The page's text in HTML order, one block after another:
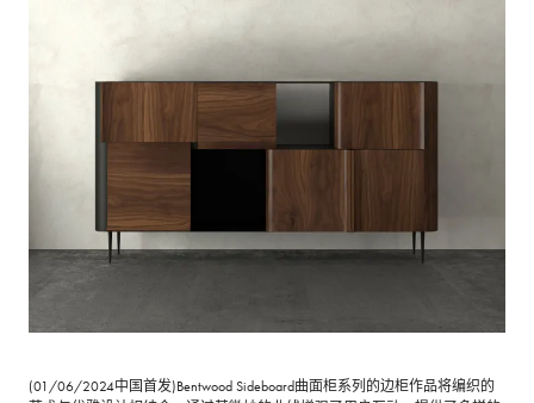
(01/06/2024中国首发)Bentwood Sideboard曲面柜系列的边柜作品将编织的